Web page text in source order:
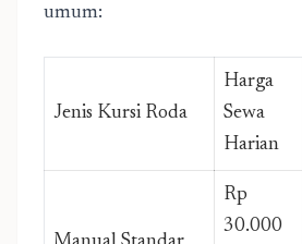
umum:
Jenis Kursi Roda
Harga
Sewa
Harian
Rp
30.000